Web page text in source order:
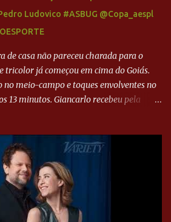
Ludovico #ASBUG @Copa_aespl
de casa não pareceu charada para o
tricolor já começou em cima do Goiás.
no meio-campo e toques envolventes no
13 minutos. Giancarlo recebeu pela
aos 21 minutos. Éverton Garroni
e, mesmo de costas, incidiu o canto
esmeraldino se esticou e até tocou na
para desviar sua trajetória. O ataque do
o Paraná seguiu em cima. Aos 32
e Harlei fez grande defesa. Seis